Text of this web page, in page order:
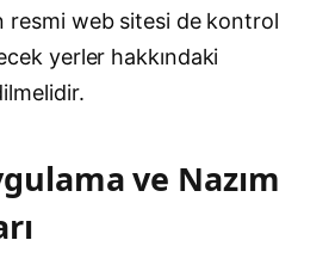
resmi web sitesi de kontrol
yerler hakkındaki
ve Nazım